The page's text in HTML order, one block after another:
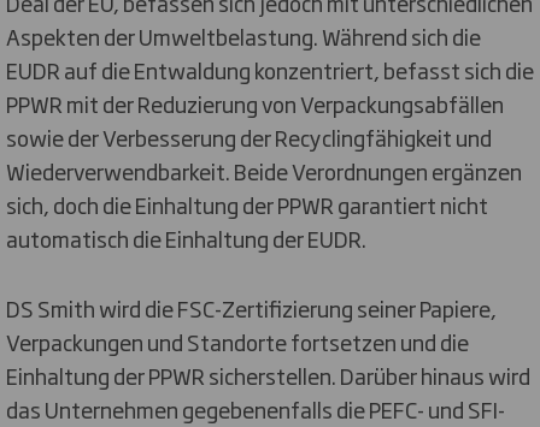
Aspekten der Umweltbelastung. Während sich die
EUDR auf die Entwaldung konzentriert, befasst sich die
PPWR mit der Reduzierung von Verpackungsabfällen
sowie der Verbesserung der Recyclingfähigkeit und
Wiederverwendbarkeit. Beide Verordnungen ergänzen
sich, doch die Einhaltung der PPWR garantiert nicht
automatisch die Einhaltung der EUDR.
DS Smith wird die FSC-Zertifizierung seiner Papiere,
Verpackungen und Standorte fortsetzen und die
Einhaltung der PPWR sicherstellen. Darüber hinaus wird
das Unternehmen gegebenenfalls die PEFC- und SFI-